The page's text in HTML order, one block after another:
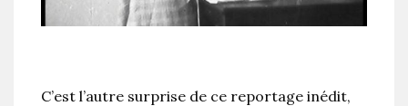
C’est l’autre surprise de ce reportage inédit,